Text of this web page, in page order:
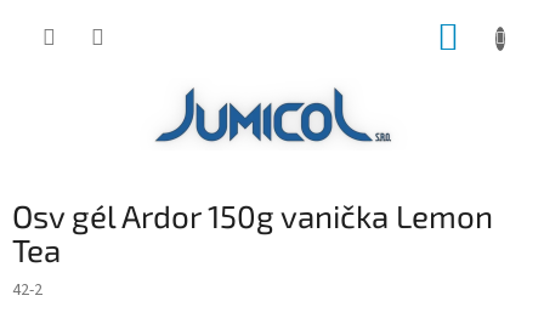
Osv gél Ardor 150g vanička Lemon
Tea
42-2